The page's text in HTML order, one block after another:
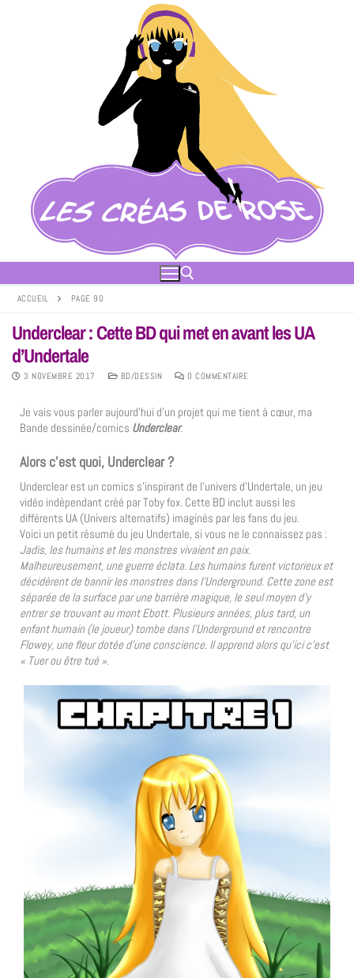
ACCUEIL PAGE 90
Underclear : Cette BD qui met en avant les UA
d’Undertale
3 NOVEMBRE 2017 BD/DESSIN 0 COMMENTAIRE
Je vais vous parler aujourd’hui d’un projet qui me tient à cœur, ma
Bande dessinée/comics Underclear.
Alors c’est quoi, Underclear ?
Underclear est un comics s’inspirant de l’univers d’Undertale, un jeu
vidéo indépendant créé par Toby fox. Cette BD inclut aussi les
différents UA (Univers alternatifs) imaginés par les fans du jeu.
Voici un petit résumé du jeu Undertale, si vous ne le connaissez pas :
Jadis, les humains et les monstres vivaient en paix.
Malheureusement, une guerre éclata. Les humains furent victorieux et
décidèrent de bannir les monstres dans l’Underground. Cette zone est
séparée de la surface par une barrière magique, le seul moyen d’y
entrer se trouvant au mont Ebott. Plusieurs années, plus tard, un
enfant humain (le joueur) tombe dans l’Underground et rencontre
Flowey, une fleur dotée d’une conscience. Il apprend alors qu’ici c’est
« Tuer ou être tué ».